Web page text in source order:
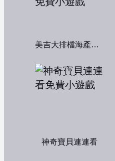
美吉大排檔海產店：中文版
神奇寶貝連連看